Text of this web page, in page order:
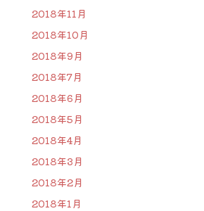
2018年11月
2018年10月
2018年9月
2018年7月
2018年6月
2018年5月
2018年4月
2018年3月
2018年2月
2018年1月